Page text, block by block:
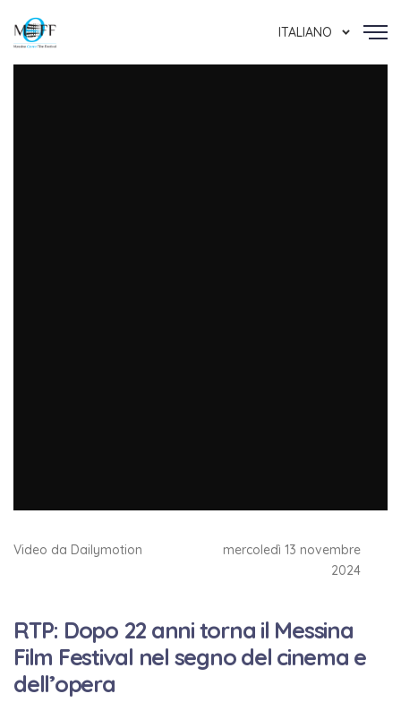
ITALIANO
Video da Dailymotion
mercoledì 13 novembre
2024
RTP: Dopo 22 anni torna il Messina
Film Festival nel segno del cinema e
dell’opera